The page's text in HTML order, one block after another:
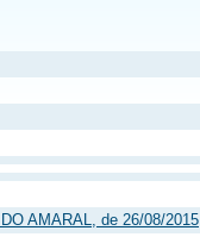
AMARAL, de 26/08/2015